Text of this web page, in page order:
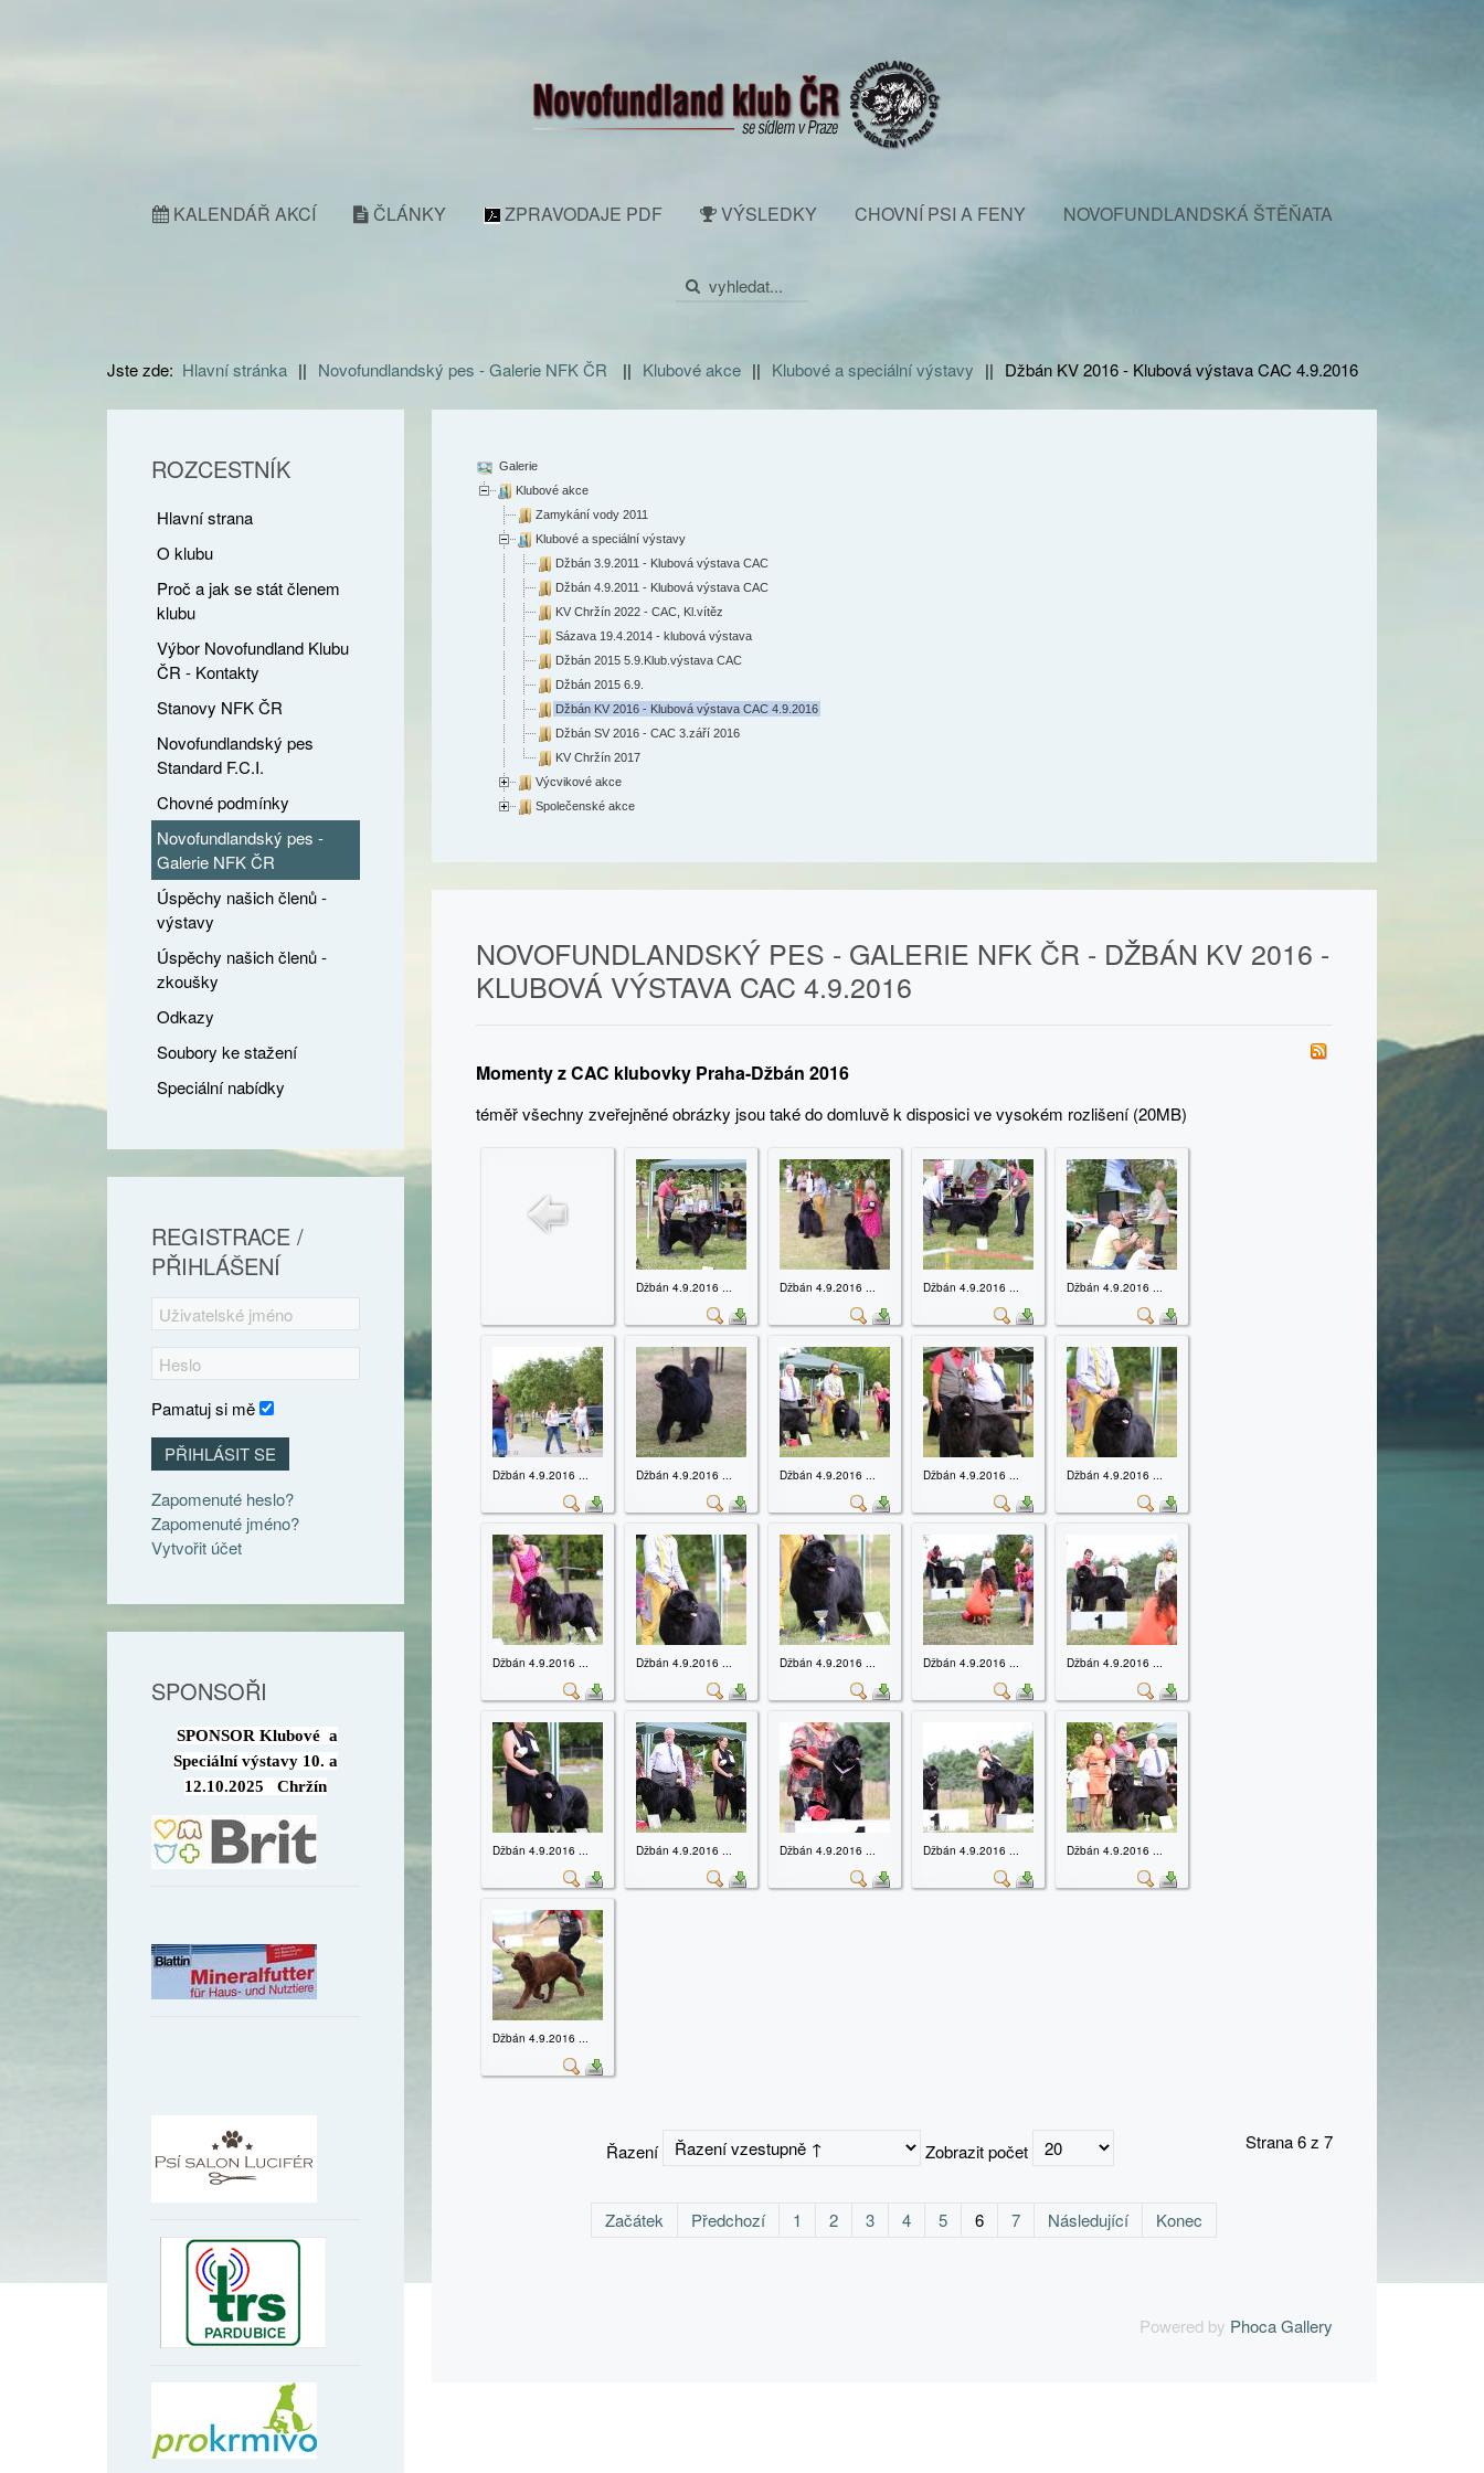
KALENDÁŘ AKCÍ ČLÁNKY ZPRAVODAJE PDF VÝSLEDKY CHOVNÍ PSI A FENY NOVOFUNDLANDSKÁ ŠTĚŇATA
Jste zde: Hlavní stránka || Novofundlandský pes - Galerie NFK ČR || Klubové akce || Klubové a speciální výstavy || Džbán KV 2016 - Klubová výstava CAC 4.9.2016
Galerie
Klubové akce
Zamykání vody 2011
Klubové a speciální výstavy
Džbán 3.9.2011 - Klubová výstava CAC
Džbán 4.9.2011 - Klubová výstava CAC
KV Chržín 2022 - CAC, Kl.vítěz
Sázava 19.4.2014 - klubová výstava
Džbán 2015 5.9.Klub.výstava CAC
Džbán 2015 6.9.
Džbán KV 2016 - Klubová výstava CAC 4.9.2016
Džbán SV 2016 - CAC 3.září 2016
KV Chržín 2017
Výcvikové akce
Společenské akce
NOVOFUNDLANDSKÝ PES - GALERIE NFK ČR - DŽBÁN KV 2016 -
KLUBOVÁ VÝSTAVA CAC 4.9.2016
Momenty z CAC klubovky Praha-Džbán 2016
téměř všechny zveřejněné obrázky jsou také do domluvě k disposici ve vysokém rozlišení (20MB)
Džbán 4.9.2016 ... Džbán 4.9.2016 ... Džbán 4.9.2016 ... Džbán 4.9.2016 ...
Džbán 4.9.2016 ... Džbán 4.9.2016 ... Džbán 4.9.2016 ... Džbán 4.9.2016 ... Džbán 4.9.2016 ...
Džbán 4.9.2016 ... Džbán 4.9.2016 ... Džbán 4.9.2016 ... Džbán 4.9.2016 ... Džbán 4.9.2016 ...
Džbán 4.9.2016 ... Džbán 4.9.2016 ... Džbán 4.9.2016 ... Džbán 4.9.2016 ... Džbán 4.9.2016 ...
Džbán 4.9.2016 ...
Řazení Zobrazit počet Strana 6 z 7
Začátek Předchozí 1 2 3 4 5 6 7 Následující Konec
Powered by Phoca Gallery
ROZCESTNÍK
Hlavní strana
O klubu
Proč a jak se stát členem
klubu
Výbor Novofundland Klubu
ČR - Kontakty
Stanovy NFK ČR
Novofundlandský pes
Standard F.C.I.
Chovné podmínky
Novofundlandský pes -
Galerie NFK ČR
Úspěchy našich členů -
výstavy
Úspěchy našich členů -
zkoušky
Odkazy
Soubory ke stažení
Speciální nabídky
REGISTRACE /
PŘIHLÁŠENÍ
Pamatuj si mě
PŘIHLÁSIT SE
Zapomenuté heslo?
Zapomenuté jméno?
Vytvořit účet
SPONSOŘI
SPONSOR Klubové a
Speciální výstavy 10. a
12.10.2025 Chržín